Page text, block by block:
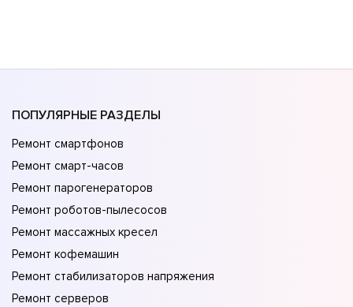
ПОПУЛЯРНЫЕ РАЗДЕЛЫ
Ремонт смартфонов
Ремонт смарт-часов
Ремонт парогенераторов
Ремонт роботов-пылесосов
Ремонт массажных кресел
Ремонт кофемашин
Ремонт стабилизаторов напряжения
Ремонт серверов